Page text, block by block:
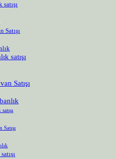
Satışı
satışı
Satışı